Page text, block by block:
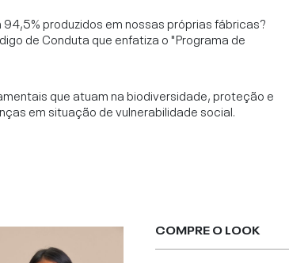
produzidos em nossas próprias fábricas?
de Conduta que enfatiza o "Programa de
que atuam na biodiversidade, proteção e
em situação de vulnerabilidade social.
COMPRE O LOOK